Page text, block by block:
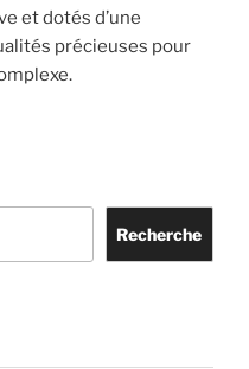
et dotés d’une
précieuses pour
Recherche